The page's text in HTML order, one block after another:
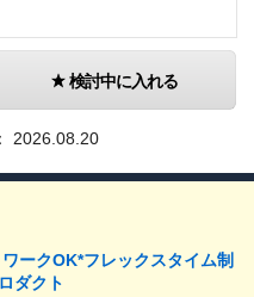
検討中に入れる
2026.08.20
ークOK*フレックスタイム制
ダクト